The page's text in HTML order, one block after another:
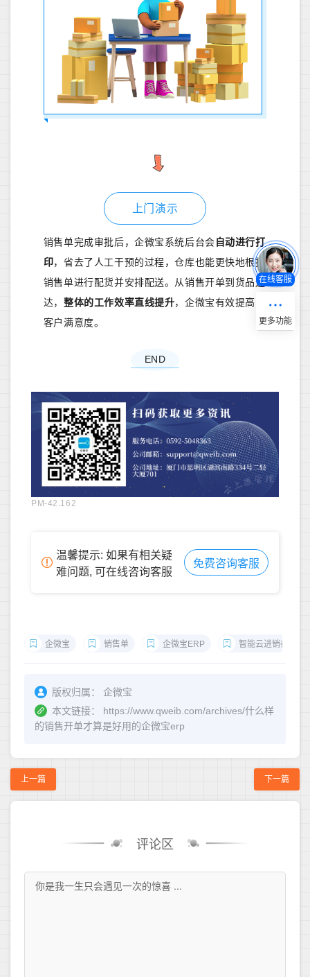
上门演示
销售单完成审批后，企微宝系统后台会自动进行打
印，省去了人工干预的过程，仓库也能更快地根据
销售单进行配货并安排配送。从销售开单到货品送
达，整体的工作效率直线提升，企微宝有效提高了
客户满意度。
END
PM-42.162
温馨提示: 如果有相关疑
难问题, 可在线咨询客服
免费咨询客服
企微宝 销售单 企微宝ERP 智能云进销存
版权归属：
企微宝
本文链接：
https://www.qweib.com/archives/什么样
的销售开单才算是好用的企微宝erp
上一篇 下一篇
评论区
在线客服